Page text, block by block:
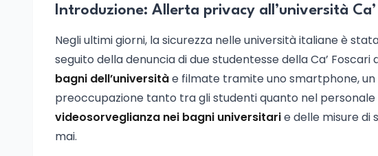
Introduzione: Allerta privacy all’università
Negli ultimi giorni, la sicurezza nelle università italiane è
seguito della denuncia di due studentesse della Ca’
bagni dell’universitàe filmate tramite uno smartphone,
preoccupazione tanto tra gli studenti quanto nel
videosorveglianza nei bagni universitarie delle misure di
mai.